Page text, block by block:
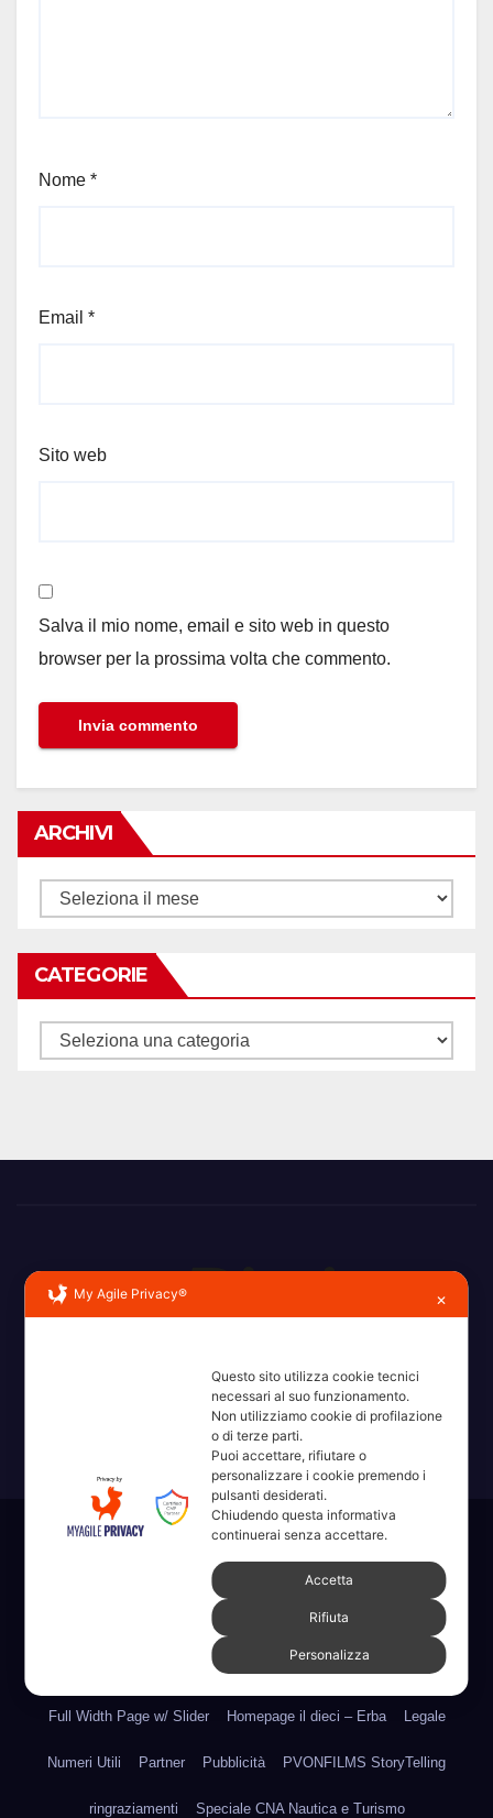
Nome *
Email *
Sito web
Salva il mio nome, email e sito web in questo
browser per la prossima volta che commento.
ARCHIVI
Archivi
CATEGORIE
Categorie
ricorda la domanda.
Sviluppato con orgoglio da WordPress|Tema: News Way di
Themeansar
Amministrative 2022 sdc Categorie Chi Siamo
Erba 2022 Fare, Vedere, Sentire
Full Width Page w/ Slider Homepage il dieci – Erba Legale
Numeri Utili Partner Pubblicità PVONFILMS StoryTelling
ringraziamenti Speciale CNA Nautica e Turismo
My Agile Privacy® ✕
Questo sito utilizza cookie tecnici
necessari al suo funzionamento.
Non utilizziamo cookie di profilazione
o di terze parti.
Puoi accettare, rifiutare o
personalizzare i cookie premendo i
pulsanti desiderati.
Chiudendo questa informativa
continuerai senza accettare.
Accetta
Rifiuta
Personalizza